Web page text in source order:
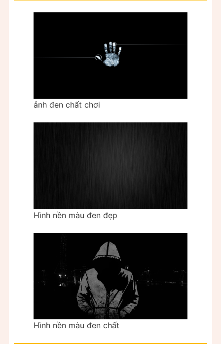
ảnh đen chất chơi
Hình nền màu đen đẹp
Hình nền màu đen chất